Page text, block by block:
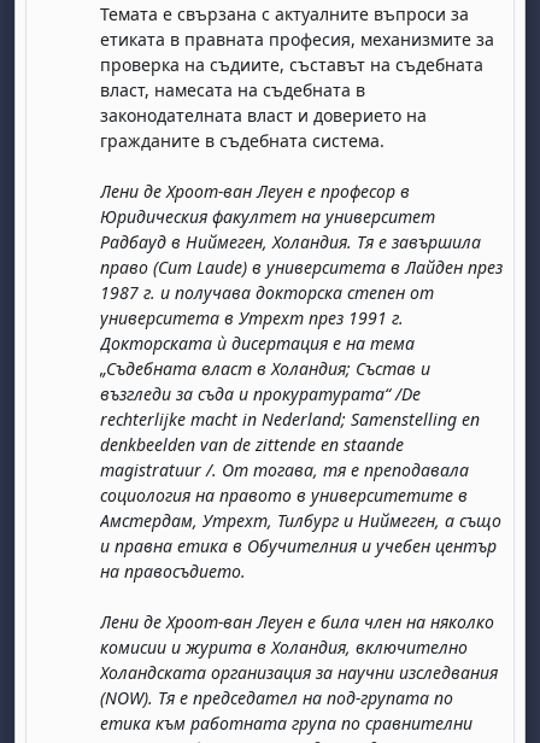
Темата е свързана с актуалните въпроси за
етиката в правната професия, механизмите за
проверка на съдиите, съставът на съдебната
власт, намесата на съдебната в
законодателната власт и доверието на
гражданите в съдебната система.
Лени де Хроот-ван Леуен е професор в
Юридическия факултет на университет
Радбауд в Ниймеген, Холандия. Тя е завършила
право (Cum Laude) в университета в Лайден през
1987 г. и получава докторска степен от
университета в Утрехт през 1991 г.
Докторската ѝ дисертация е на тема
„Съдебната власт в Холандия; Състав и
възгледи за съда и прокуратурата“ /De
rechterlijke macht in Nederland; Samenstelling en
denkbeelden van de zittende en staande
magistratuur /. От тогава, тя е преподавала
социология на правото в университетите в
Амстердам, Утрехт, Тилбург и Ниймеген, а също
и правна етика в Обучителния и учебен център
на правосъдието.
Лени де Хроот-ван Леуен е била член на няколко
комисии и журита в Холандия, включително
Холандската организация за научни изследвания
(NOW). Тя е председател на под-групата по
етика към работната група по сравнителни
8 август
неделя, 9 август
15 август
неделя, 16 август
22 август
неделя, 23 август
29 август
неделя, 30 август